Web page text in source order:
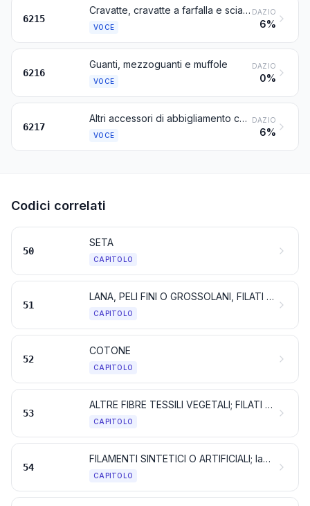
6215
Cravatte, cravatte a farfalla e sciarpe-cravatte
VOCE
DAZIO
6%
6216
Guanti, mezzoguanti e muffole
VOCE
DAZIO
0%
6217
Altri accessori di abbigliamento confezionati; parti di indumenti ed accessori di abbigliamento, diversi da quelli della voce 6212
VOCE
DAZIO
6%
Codici correlati
50
SETA
CAPITOLO
51
LANA, PELI FINI O GROSSOLANI, FILATI E TESSUTI DI CRINE
CAPITOLO
52
COTONE
CAPITOLO
53
ALTRE FIBRE TESSILI VEGETALI; FILATI DI CARTA E TESSUTI DI FILATI DI CARTA
CAPITOLO
54
FILAMENTI SINTETICI O ARTIFICIALI; lamelle e forme simili di materie tessili sintetiche o artificiali
CAPITOLO